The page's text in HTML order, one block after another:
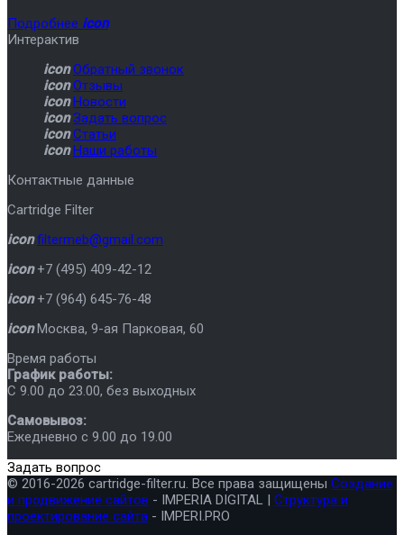
Подробнее icon
Интерактив
icon Обратный звонок
icon Отзывы
icon Новости
icon Задать вопрос
icon Статьи
icon Наши работы
Контактные данные
Cartridge Filter
icon filtermeb@gmail.com
icon +7 (495) 409-42-12
icon +7 (964) 645-76-48
icon Москва, 9-ая Парковая, 60
Время работы
График работы:
C 9.00 до 23.00, без выходных
Самовывоз:
Ежедневно с 9.00 до 19.00
Задать вопрос
© 2016-2026 cartridge-filter.ru. Все права защищены Создание
и продвижение сайтов - IMPERIA DIGITAL | Структура и
проектирование сайта - IMPERI.PRO